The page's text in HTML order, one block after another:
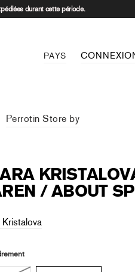
durant cette période.
PAYS
Perrotin Store by
/ ABOUT
Kristalova